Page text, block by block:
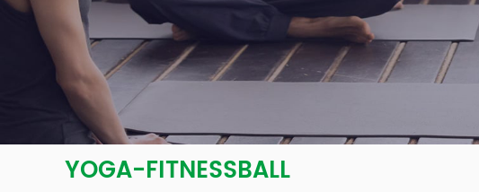
YOGA-FITNESSBALL